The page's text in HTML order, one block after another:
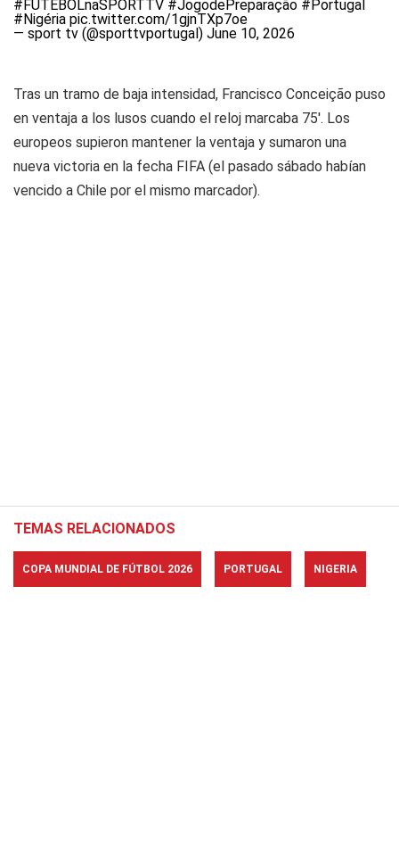
#FUTEBOLnaSPORTTV #JogodePreparação #Portugal
#Nigéria pic.twitter.com/1gjnTXp7oe
— sport tv (@sporttvportugal) June 10, 2026
Tras un tramo de baja intensidad, Francisco Conceição puso
en ventaja a los lusos cuando el reloj marcaba 75'. Los
europeos supieron mantener la ventaja y sumaron una
nueva victoria en la fecha FIFA (el pasado sábado habían
vencido a Chile por el mismo marcador).
TEMAS RELACIONADOS
COPA MUNDIAL DE FÚTBOL 2026 PORTUGAL NIGERIA